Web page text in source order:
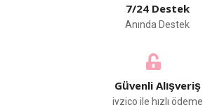
7/24 Destek
Anında Destek
Güvenli Alışveriş
iyzico ile hızlı ödeme